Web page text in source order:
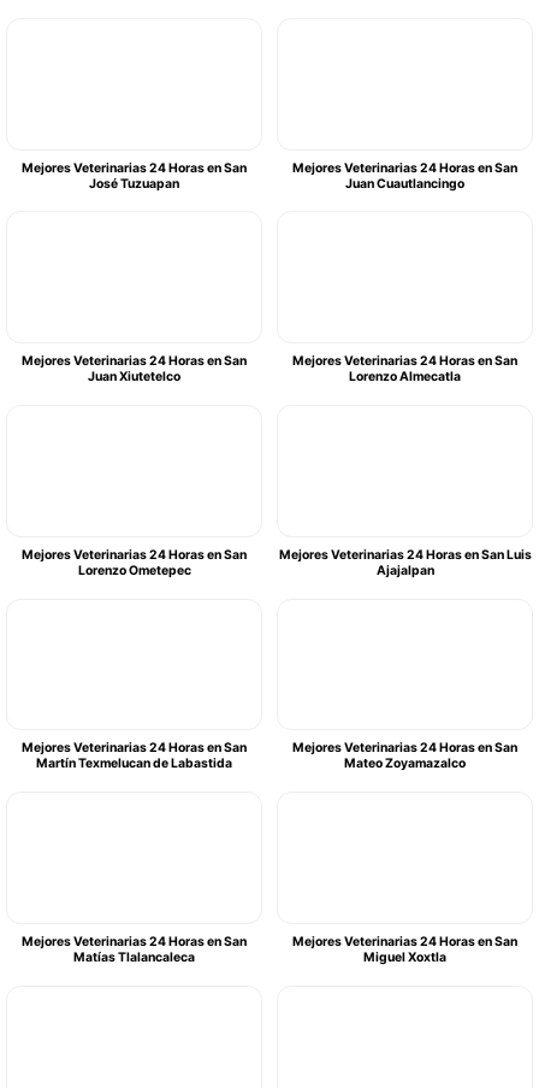
Mejores Veterinarias 24 Horas en San
José Tuzuapan
Mejores Veterinarias 24 Horas en San
Juan Cuautlancingo
Mejores Veterinarias 24 Horas en San
Juan Xiutetelco
Mejores Veterinarias 24 Horas en San
Lorenzo Almecatla
Mejores Veterinarias 24 Horas en San
Lorenzo Ometepec
Mejores Veterinarias 24 Horas en San Luis
Ajajalpan
Mejores Veterinarias 24 Horas en San
Martín Texmelucan de Labastida
Mejores Veterinarias 24 Horas en San
Mateo Zoyamazalco
Mejores Veterinarias 24 Horas en San
Matías Tlalancaleca
Mejores Veterinarias 24 Horas en San
Miguel Xoxtla